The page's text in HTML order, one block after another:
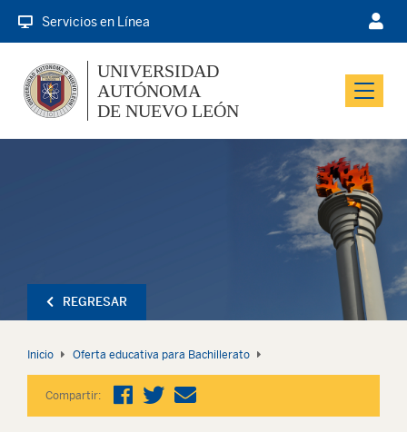
Servicios en Línea
Menu
UNIVERSIDAD
AUTÓNOMA
DE NUEVO LEÓN
REGRESAR
Inicio Oferta educativa para Bachillerato
Compartir: